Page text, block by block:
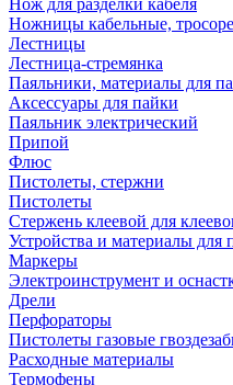
Нож для разделки кабеля
Ножницы кабельные,
Лестницы
Лестница-стремянка
Паяльники, материалы для
Аксессуары для пайки
Паяльник электрический
Припой
Флюс
Пистолеты, стержни
Пистолеты
Стержень клеевой для
Устройства и материалы для
Маркеры
Электроинструмент и
Дрели
Перфораторы
Пистолеты газовые
Расходные материалы
Термофены